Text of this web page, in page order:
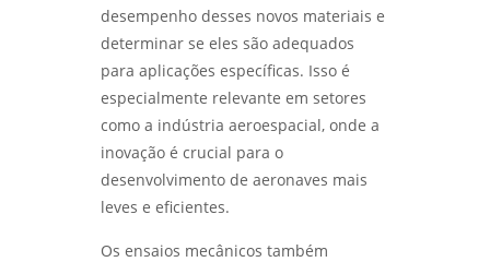
DESVENDANDO OS SEGREDOS DOS ENSAIOS
LABMETAL
COMO ESCOLHER AS MELHORES EMPRESAS DE
ENSAIOS NÃO DESTRUTIVOS - LABMETAL
COMO O ENSAIO DE CORROSÃO ACELERADA
desempenho desses novos materiais e
determinar se eles são adequados
para aplicações específicas. Isso é
especialmente relevante em setores
como a indústria aeroespacial, onde a
inovação é crucial para o
desenvolvimento de aeronaves mais
leves e eficientes.
Os ensaios mecânicos também